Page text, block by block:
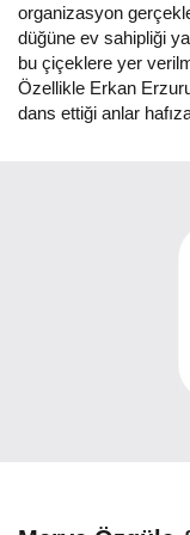
organizasyon
düğüne ev sahipliği
bu çiçeklere yer
Özellikle Erkan
dans ettiği anlar